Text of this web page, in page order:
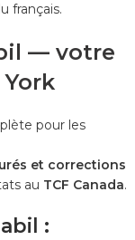
français.
— votre
pour les
et corrections
au TCF Canada.
: